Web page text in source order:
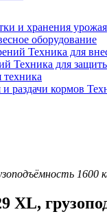
и хранения урожая
оборудование
Техника для
Техника для
техника
1600
XL,